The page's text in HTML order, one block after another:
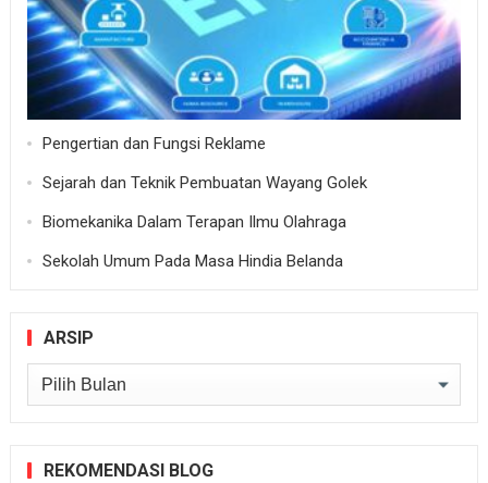
Pengertian dan Fungsi Reklame
Sejarah dan Teknik Pembuatan Wayang Golek
Biomekanika Dalam Terapan Ilmu Olahraga
Sekolah Umum Pada Masa Hindia Belanda
ARSIP
Arsip
REKOMENDASI BLOG